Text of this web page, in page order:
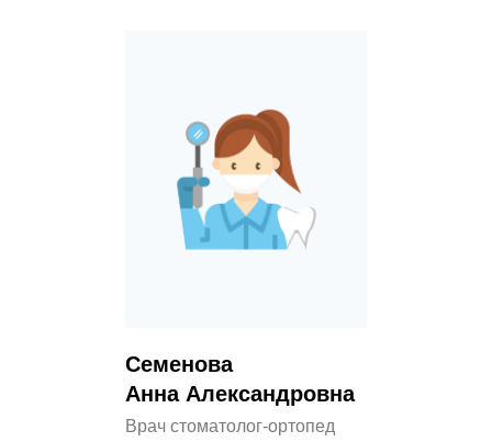
Семенова
Анна Александровна
Врач стоматолог-ортопед